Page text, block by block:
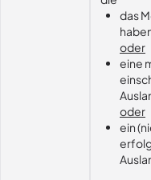
das
oder
eine
oder
ein